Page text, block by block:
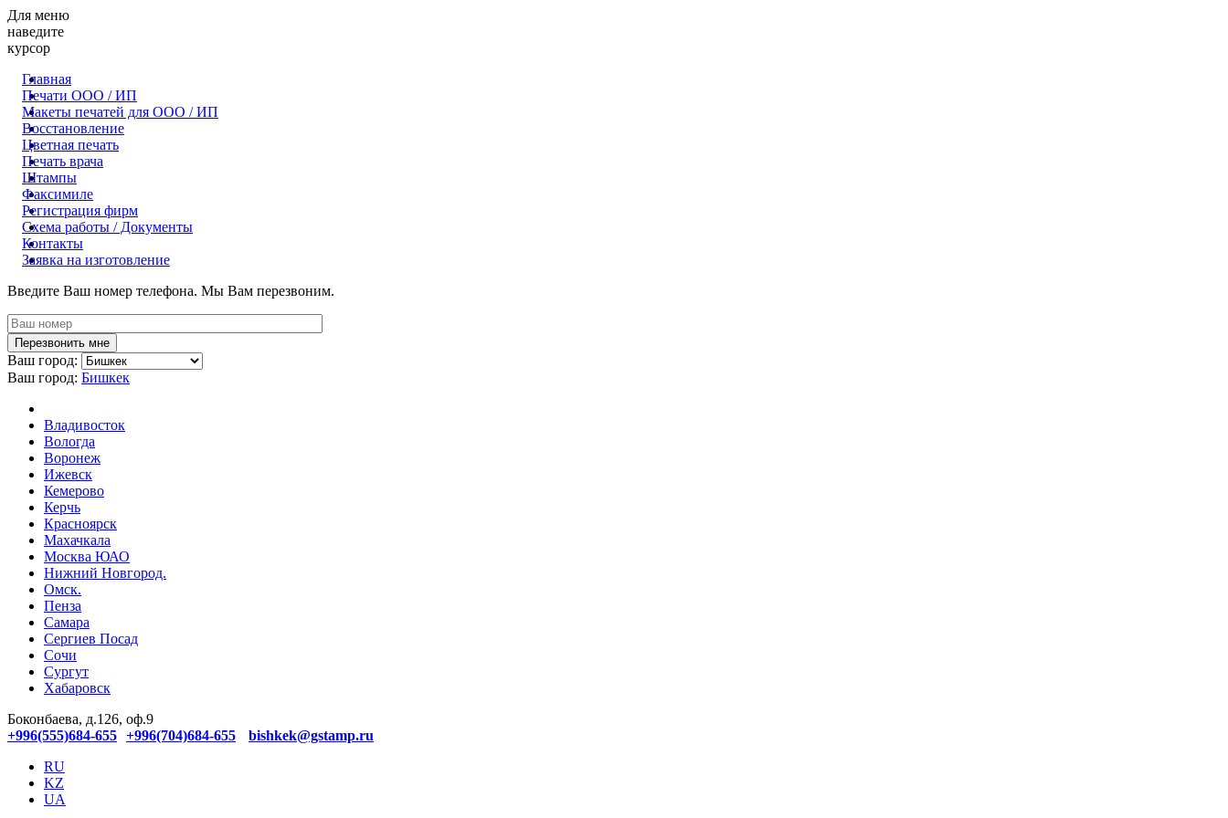
Для меню
наведите
курсор
Главная
Печати ООО / ИП
Макеты печатей для OOO / ИП
Восстановление
Цветная печать
Печать врача
Штампы
Факсимиле
Регистрация фирм
Схема работы / Документы
Контакты
Заявка на изготовление
Введите Ваш номер телефона. Мы Вам перезвоним.
Ваш город:
Ваш город: Бишкек
Владивосток
Вологда
Воронеж
Ижевск
Кемерово
Керчь
Красноярск
Махачкала
Москва ЮАО
Нижний Новгород.
Омск.
Пенза
Самара
Сергиев Посад
Сочи
Сургут
Хабаровск
Боконбаева, д.126, оф.9
+996(555)684-655 +996(704)684-655
bishkek@gstamp.ru
RU
KZ
UA